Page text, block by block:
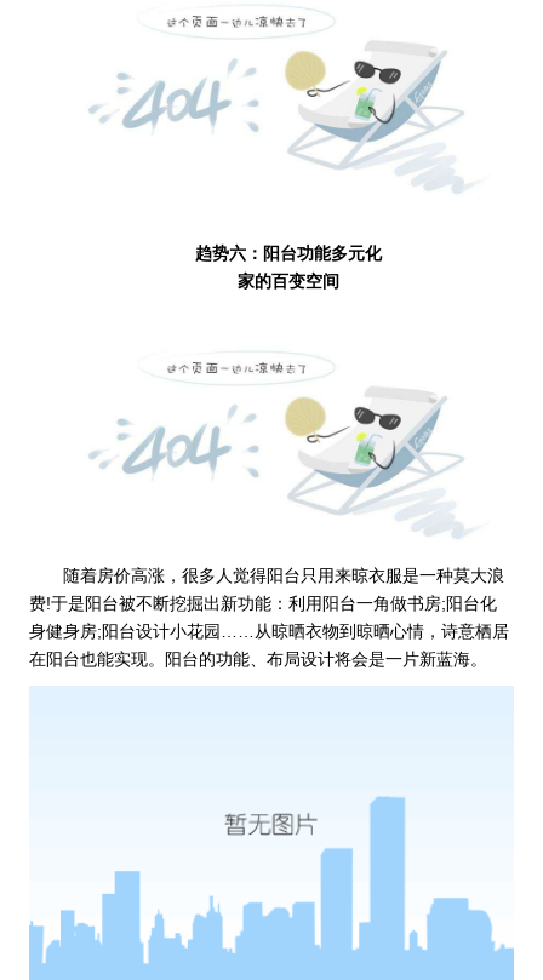
趋势六：阳台功能多元化
家的百变空间
随着房价高涨，很多人觉得阳台只用来晾衣服是一种莫大浪
费!于是阳台被不断挖掘出新功能：利用阳台一角做书房;阳台化
身健身房;阳台设计小花园……从晾晒衣物到晾晒心情，诗意栖居
在阳台也能实现。阳台的功能、布局设计将会是一片新蓝海。